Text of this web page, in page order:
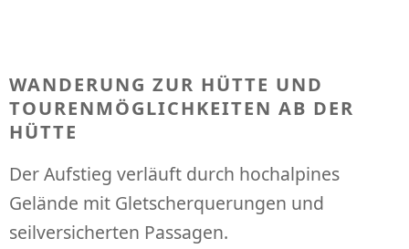
WANDERUNG ZUR HÜTTE UND
TOURENMÖGLICHKEITEN AB DER
HÜTTE
Der Aufstieg verläuft durch hochalpines
Gelände mit Gletscherquerungen und
seilversicherten Passagen.